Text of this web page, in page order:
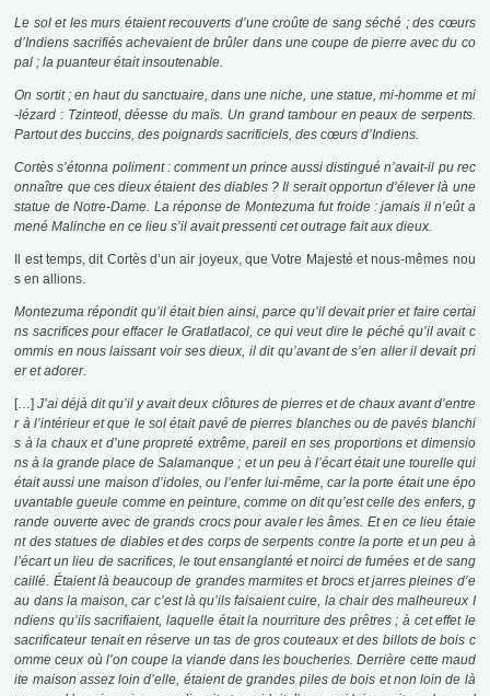
Le sol et les murs étaient recouverts d’une croûte de sang séché ; des cœurs
d’Indiens sacrifiés achevaient de brûler dans une coupe de pierre avec du co
pal ; la puanteur était insoutenable.
On sortit ; en haut du sanctuaire, dans une niche, une statue, mi-homme et mi
-lézard : Tzinteotl, déesse du maïs. Un grand tambour en peaux de serpents.
Partout des buccins, des poignards sacrificiels, des cœurs d’Indiens.
Cortès s’étonna poliment : comment un prince aussi distingué n’avait-il pu rec
onnaître que ces dieux étaient des diables ? Il serait opportun d’élever là une
statue de Notre-Dame. La réponse de Montezuma fut froide : jamais il n’eût a
mené Malinche en ce lieu s’il avait pressenti cet outrage fait aux dieux.
Il est temps, dit Cortès d’un air joyeux, que Votre Majesté et nous-mêmes nou
s en allions.
Montezuma répondit qu’il était bien ainsi, parce qu’il devait prier et faire certai
ns sacrifices pour effacer le Gratlatlacol, ce qui veut dire le péché qu’il avait c
ommis en nous laissant voir ses dieux, il dit qu’avant de s’en aller il devait pri
er et adorer.
[…]J’ai déjà dit qu’il y avait deux clôtures de pierres et de chaux avant d’entre
r à l’intérieur et que le sol était pavé de pierres blanches ou de pavés blanchi
s à la chaux et d’une propreté extrême, pareil en ses proportions et dimensio
ns à la grande place de Salamanque ; et un peu à l’écart était une tourelle qui
était aussi une maison d’idoles, ou l’enfer lui-même, car la porte était une épo
uvantable gueule comme en peinture, comme on dit qu’est celle des enfers, g
rande ouverte avec de grands crocs pour avaler les âmes. Et en ce lieu étaie
nt des statues de diables et des corps de serpents contre la porte et un peu à
l’écart un lieu de sacrifices, le tout ensanglanté et noirci de fumées et de sang
caillé. Étaient là beaucoup de grandes marmites et brocs et jarres pleines d’e
au dans la maison, car c’est là qu’ils faisaient cuire, la chair des malheureux I
ndiens qu’ils sacrifiaient, laquelle était la nourriture des prêtres ; à cet effet le
sacrificateur tenait en réserve un tas de gros couteaux et des billots de bois c
omme ceux où l’on coupe la viande dans les boucheries. Derrière cette maud
ite maison assez loin d’elle, étaient de grandes piles de bois et non loin de là